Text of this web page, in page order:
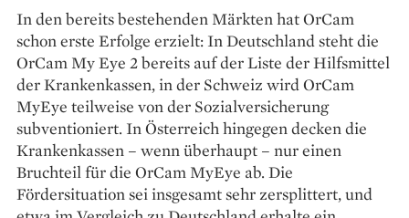
In den bereits bestehenden Märkten hat OrCam
schon erste Erfolge erzielt: In Deutschland steht die
OrCam My Eye 2 bereits auf der Liste der Hilfsmittel
der Krankenkassen, in der Schweiz wird OrCam
MyEye teilweise von der Sozialversicherung
subventioniert. In Österreich hingegen decken die
Krankenkassen – wenn überhaupt – nur einen
Bruchteil für die OrCam MyEye ab. Die
Fördersituation sei insgesamt sehr zersplittert, und